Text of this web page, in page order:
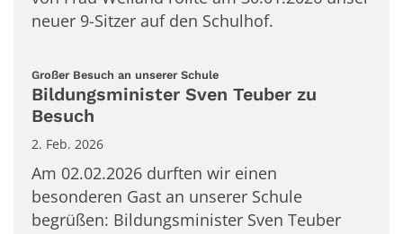
neuer 9-Sitzer auf den Schulhof.
Großer Besuch an unserer Schule:
Bildungsminister Sven Teuber zu
Besuch
2. Feb. 2026
Am 02.02.2026 durften wir einen
besonderen Gast an unserer Schule
begrüßen: Bildungsminister Sven Teuber